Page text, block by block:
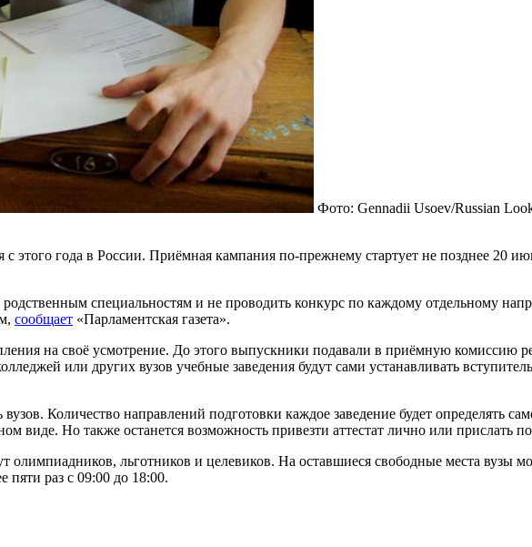
Фото: Gennadii Usoev/Russian
года в России. Приёмная кампания по-прежнему стартует не позднее 20
специальностям и не проводить конкурс по каждому отдельному
сообщает «Парламентская газета».
на своё усмотрение. До этого выпускники подавали в приёмную комиссию
или других вузов учебные заведения будут сами устанавливать
Количество направлений подготовки каждое заведение будет определять
виде. Но также останется возможность привезти аттестат лично или прислать
льготников и целевиков. На оставшиеся свободные места вузы
пяти раз с 09:00 до 18:00.